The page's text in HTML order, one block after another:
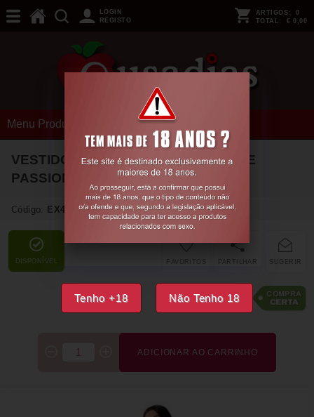
Tenho +18 Não Tenho 18
LOGIN
REGISTO
ARTIGOS: 0
TOTAL: € 0,00
Menu Produtos
VESTIDO BS096 PRETO EROTIC LINE
PASSION
Código: EX48594
DISPONÍVEL SUGERIR
PARTILHAR
FAVORITOS
€15,18
ADICIONAR AO CARRINHO